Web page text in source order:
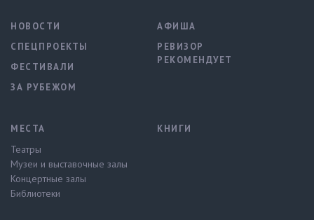
НОВОСТИ
СПЕЦПРОЕКТЫ
ФЕСТИВАЛИ
ЗА РУБЕЖОМ
АФИША
РЕВИЗОР
РЕКОМЕНДУЕТ
МЕСТА
Театры
Музеи и выставочные залы
Концертные залы
Библиотеки
КНИГИ